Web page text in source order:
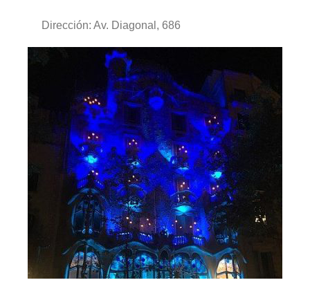
Dirección: Av. Diagonal, 686